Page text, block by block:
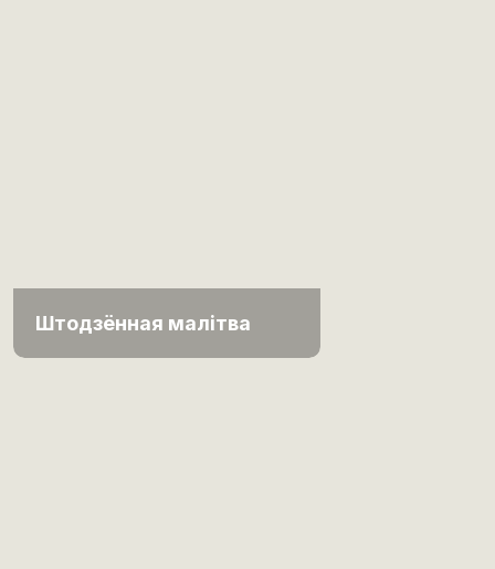
Штодзённая малітва